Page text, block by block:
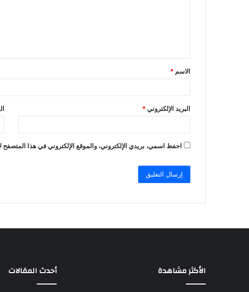
ق
*
الاسم *
البريد الإلكتروني*
احفظ اسمي، بريدي الإلكتروني، والموقع الإلكتروني في هذا المتصفح
الأكثر مشاهدة أحدث المقالات